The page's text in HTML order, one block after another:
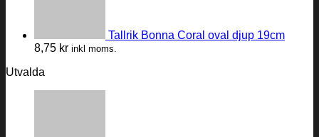
Tallrik Bonna Coral oval djup 19cm
8,75 kr inkl moms.
Utvalda